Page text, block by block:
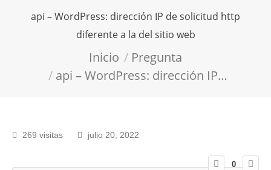
api – WordPress: dirección IP de solicitud http
diferente a la del sitio web
Inicio
Pregunta
api – WordPress: dirección IP…
269 visitas julio 20, 2022
0